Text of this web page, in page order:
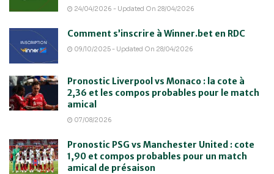
24/04/2026 - Updated On 28/04/2026
Comment s’inscrire à Winner.bet en RDC
09/10/2025 - Updated On 28/04/2026
Pronostic Liverpool vs Monaco : la cote à
2,36 et les compos probables pour le match
amical
07/08/2026
Pronostic PSG vs Manchester United : cote
1,90 et compos probables pour un match
amical de présaison